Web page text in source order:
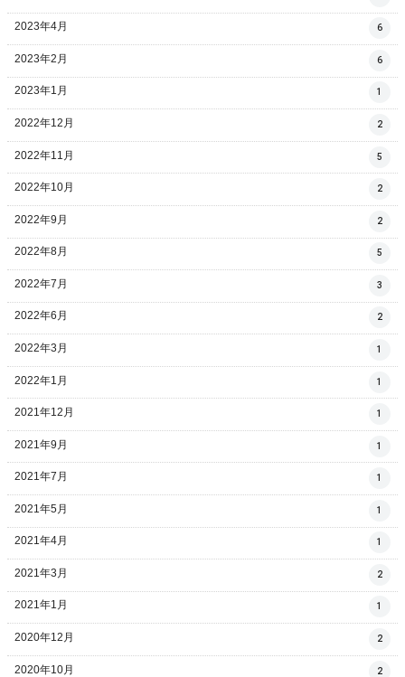
2023年4月 6
2023年2月 6
2023年1月 1
2022年12月 2
2022年11月 5
2022年10月 2
2022年9月 2
2022年8月 5
2022年7月 3
2022年6月 2
2022年3月 1
2022年1月 1
2021年12月 1
2021年9月 1
2021年7月 1
2021年5月 1
2021年4月 1
2021年3月 2
2021年1月 1
2020年12月 2
2020年10月 2